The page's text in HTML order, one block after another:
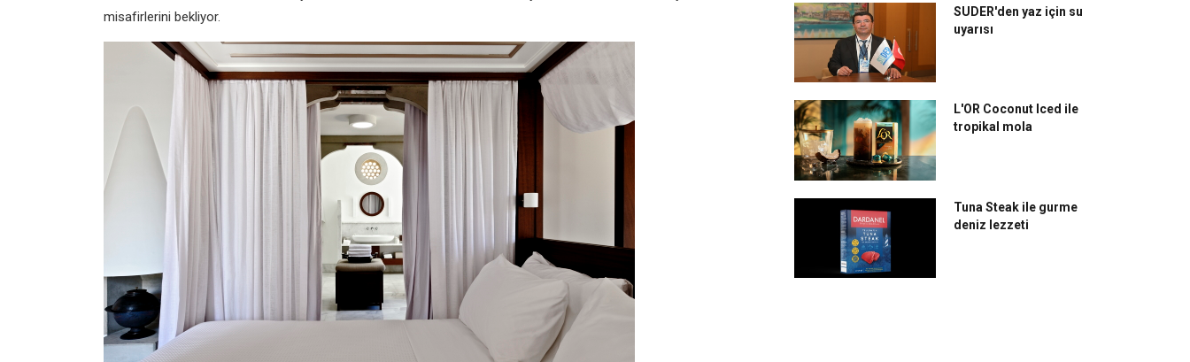
misafirlerini bekliyor.
SUDER'den yaz için su
uyarısı
L'OR Coconut Iced ile
tropikal mola
Tuna Steak ile gurme
deniz lezzeti